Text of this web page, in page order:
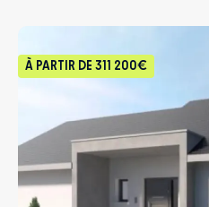
l’acquisition du terrain
À PARTIR DE 311 200€